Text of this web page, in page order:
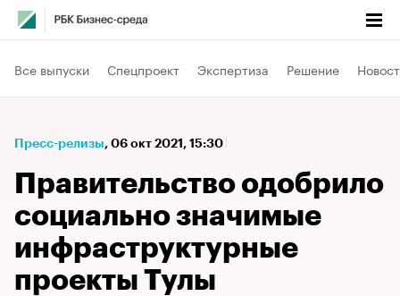
Все выпуски Спецпроект Экспертиза Решение
Пресс-релизы⁠, 06 окт 2021, 15:30
Правительство одобрило
социально значимые
инфраструктурные
проекты Тулы